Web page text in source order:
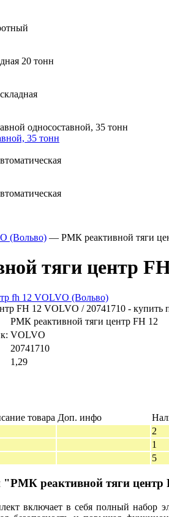
35 тонн
(Вольво) — РМК реактивной тяги
тяги центр
РМК реактивной тяги центр FH 12
VOLVO
20741710
1,29
товара Доп. инфо
2
1
5
"РМК реактивной тяги
включает в себя полный набор